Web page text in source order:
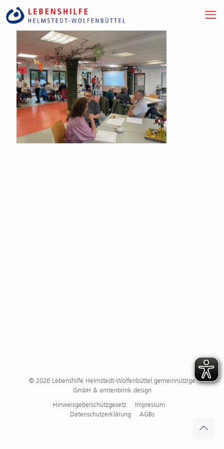
© 2026 Lebenshilfe Helmstedt-Wolfenbüttel gemeinnützige
GmbH & amtenbrink.design
Hinweisgeberschutzgesetz
Impressum
Datenschutzerklärung
AGBs